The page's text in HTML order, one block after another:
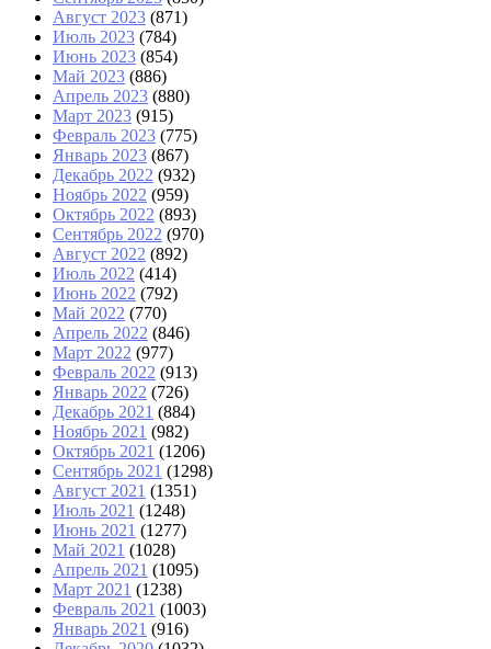
Август 2023 (871)
Июль 2023 (784)
Июнь 2023 (854)
Май 2023 (886)
Апрель 2023 (880)
Март 2023 (915)
Февраль 2023 (775)
Январь 2023 (867)
Декабрь 2022 (932)
Ноябрь 2022 (959)
Октябрь 2022 (893)
Сентябрь 2022 (970)
Август 2022 (892)
Июль 2022 (414)
Июнь 2022 (792)
Май 2022 (770)
Апрель 2022 (846)
Март 2022 (977)
Февраль 2022 (913)
Январь 2022 (726)
Декабрь 2021 (884)
Ноябрь 2021 (982)
Октябрь 2021 (1206)
Сентябрь 2021 (1298)
Август 2021 (1351)
Июль 2021 (1248)
Июнь 2021 (1277)
Май 2021 (1028)
Апрель 2021 (1095)
Март 2021 (1238)
Февраль 2021 (1003)
Январь 2021 (916)